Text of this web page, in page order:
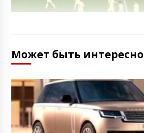
Может быть интересно